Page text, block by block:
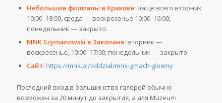
Небольшие филиалы в Кракове:чаще всего вторник
10:00–18:00, среда — воскресенье 10:00–16:00;
понедельник — закрыто.
MNK Szymanowski в Закопане:вторник —
воскресенье, 10:00–17:00; понедельник — закрыто.
Сайт:https://mnk.pl/oddzial/mnk-gmach-glowny
Последний вход в большинство галерей обычно
возможен за 20 минут до закрытия, а для Muzeum